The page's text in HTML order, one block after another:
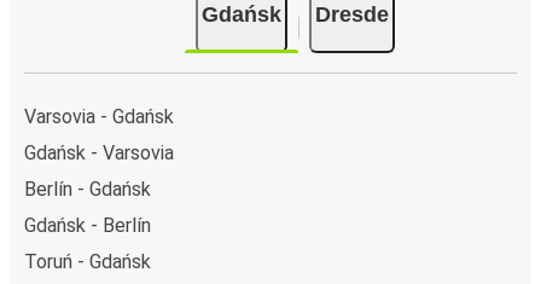
Gdańsk Dresde
Varsovia - Gdańsk
Gdańsk - Varsovia
Berlín - Gdańsk
Gdańsk - Berlín
Toruń - Gdańsk